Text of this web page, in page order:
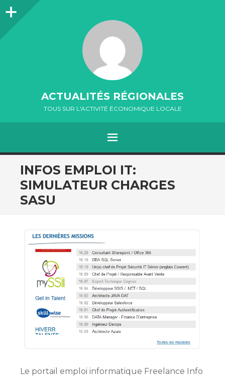
Colonne
ACTUALITÉS RÉGIONALES
TOUS SUR L'ACTIVITÉ ÉCONOMIQUE LOCALE
MENU
ALLER
AU
CONTENU
INFOS EMPLOI IT:
SIMULATEUR CHARGES
SASU
Le portail emploi informatique Freelance Info